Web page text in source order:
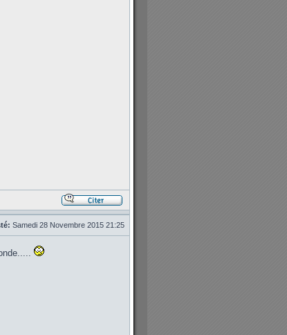
Samedi 28 Novembre 2015 21:25